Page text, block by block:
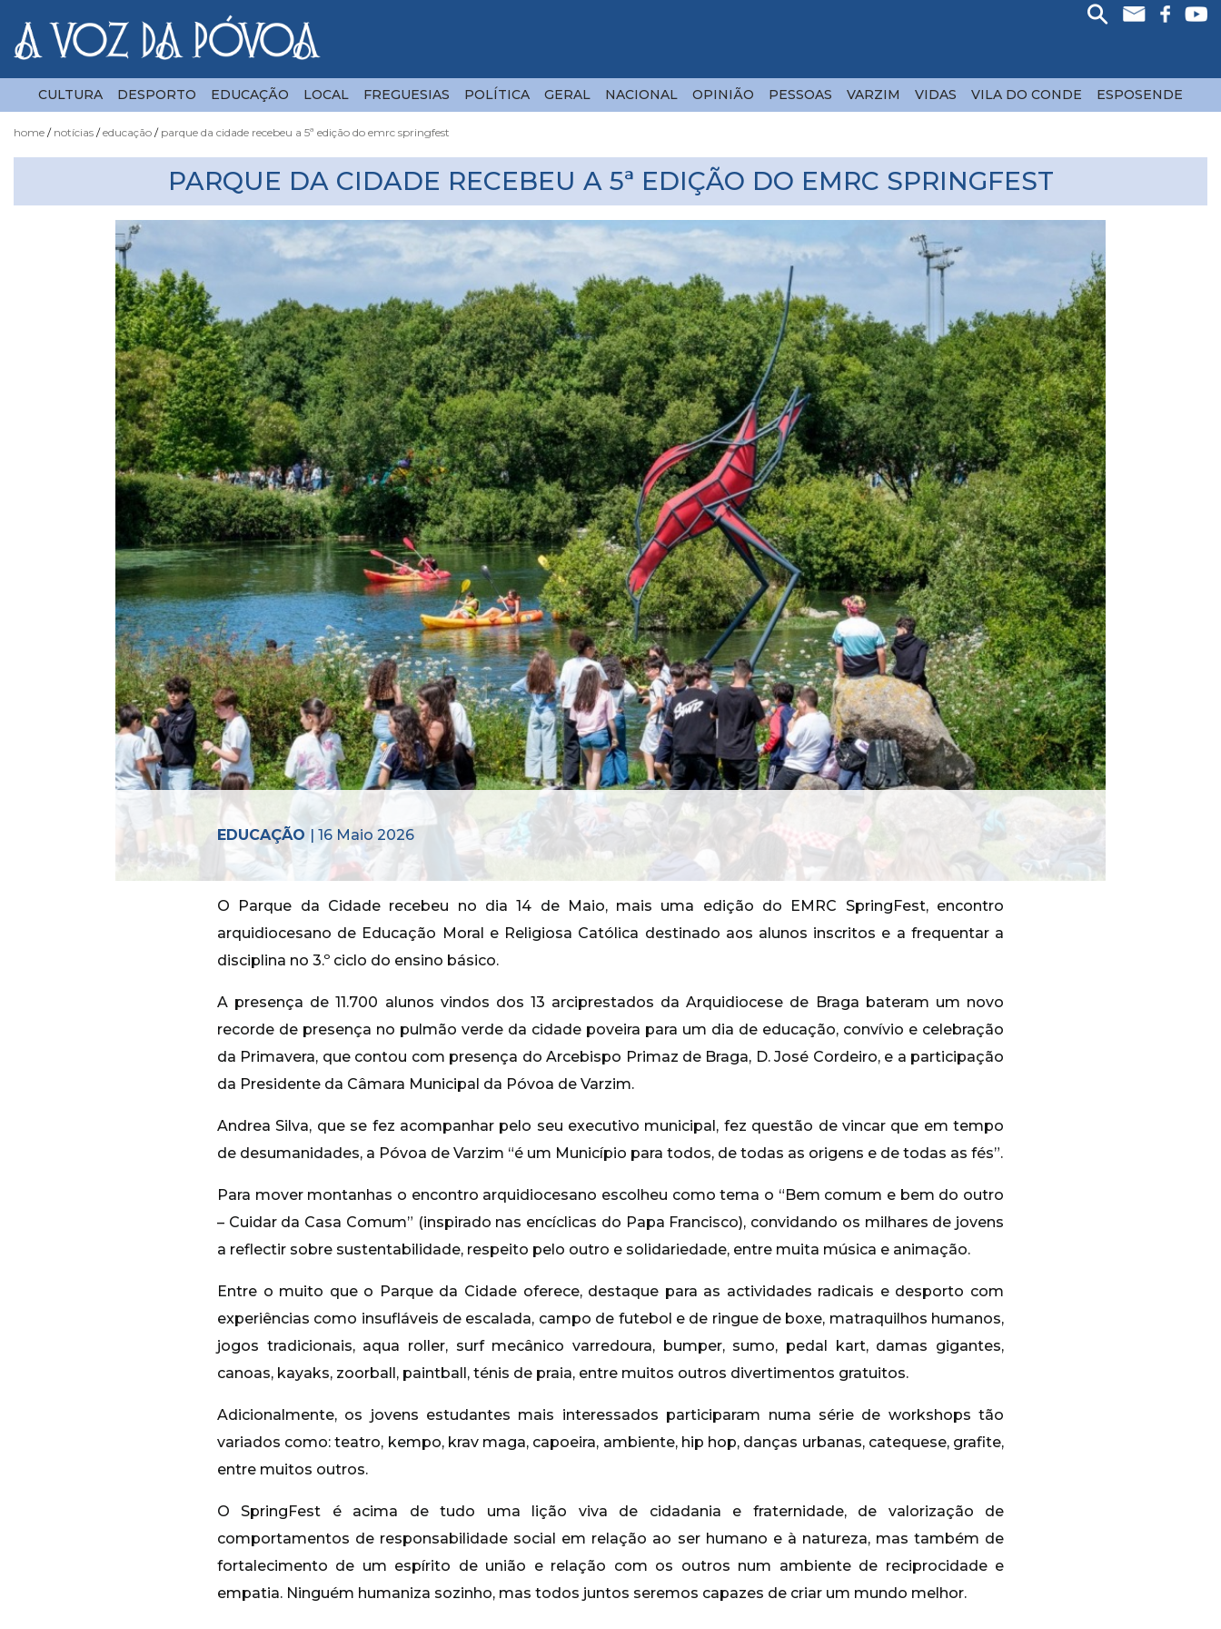
CULTURA DESPORTO EDUCAÇÃO LOCAL FREGUESIAS POLÍTICA GERAL NACIONAL OPINIÃO PESSOAS VARZIM VIDAS VILA DO CONDE ESPOSENDE
home notícias educação parque da cidade recebeu a 5ª edição do emrc springfest
PARQUE DA CIDADE RECEBEU A 5ª EDIÇÃO DO EMRC SPRINGFEST
EDUCAÇÃO | 16 Maio 2026
O Parque da Cidade recebeu no dia 14 de Maio, mais uma edição do EMRC SpringFest, encontro
arquidiocesano de Educação Moral e Religiosa Católica destinado aos alunos inscritos e a frequentar a
disciplina no 3.º ciclo do ensino básico.
A presença de 11.700 alunos vindos dos 13 arciprestados da Arquidiocese de Braga bateram um novo
recorde de presença no pulmão verde da cidade poveira para um dia de educação, convívio e celebração
da Primavera, que contou com presença do Arcebispo Primaz de Braga, D. José Cordeiro, e a participação
da Presidente da Câmara Municipal da Póvoa de Varzim.
Andrea Silva, que se fez acompanhar pelo seu executivo municipal, fez questão de vincar que em tempo
de desumanidades, a Póvoa de Varzim “é um Município para todos, de todas as origens e de todas as fés”.
Para mover montanhas o encontro arquidiocesano escolheu como tema o “Bem comum e bem do outro
– Cuidar da Casa Comum” (inspirado nas encíclicas do Papa Francisco), convidando os milhares de jovens
a reflectir sobre sustentabilidade, respeito pelo outro e solidariedade, entre muita música e animação.
Entre o muito que o Parque da Cidade oferece, destaque para as actividades radicais e desporto com
experiências como insufláveis de escalada, campo de futebol e de ringue de boxe, matraquilhos humanos,
jogos tradicionais, aqua roller, surf mecânico varredoura, bumper, sumo, pedal kart, damas gigantes,
canoas, kayaks, zoorball, paintball, ténis de praia, entre muitos outros divertimentos gratuitos.
Adicionalmente, os jovens estudantes mais interessados participaram numa série de workshops tão
variados como: teatro, kempo, krav maga, capoeira, ambiente, hip hop, danças urbanas, catequese, grafite,
entre muitos outros.
O SpringFest é acima de tudo uma lição viva de cidadania e fraternidade, de valorização de
comportamentos de responsabilidade social em relação ao ser humano e à natureza, mas também de
fortalecimento de um espírito de união e relação com os outros num ambiente de reciprocidade e
empatia. Ninguém humaniza sozinho, mas todos juntos seremos capazes de criar um mundo melhor.